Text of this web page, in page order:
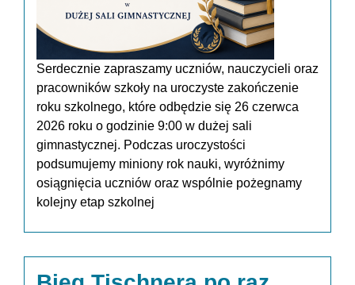
Serdecznie zapraszamy uczniów, nauczycieli oraz
pracowników szkoły na uroczyste zakończenie
roku szkolnego, które odbędzie się 26 czerwca
2026 roku o godzinie 9:00 w dużej sali
gimnastycznej. Podczas uroczystości
podsumujemy miniony rok nauki, wyróżnimy
osiągnięcia uczniów oraz wspólnie pożegnamy
kolejny etap szkolnej